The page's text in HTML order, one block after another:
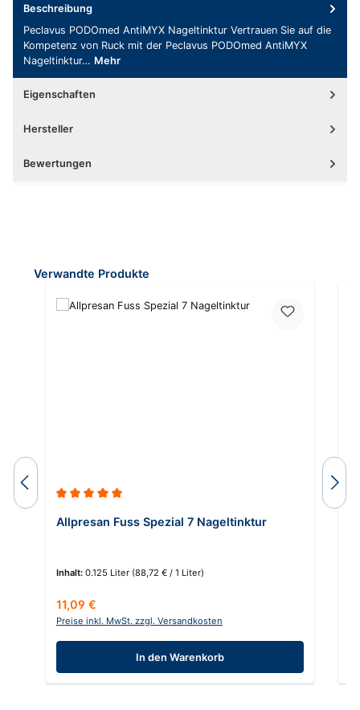
Beschreibung
Peclavus PODOmed AntiMYX Nageltinktur Vertrauen Sie auf die
Kompetenz von Ruck mit der Peclavus PODOmed AntiMYX
Nageltinktur… Mehr
Eigenschaften
Hersteller
Bewertungen
Produktgalerie überspringen
Verwandte Produkte
Allpresan Fuss Spezial 7 Nageltinktur
Inhalt: 0.125 Liter (88,72 € / 1 Liter)
Regulärer Preis:
11,09 €
Preise inkl. MwSt. zzgl. Versandkosten
In den Warenkorb